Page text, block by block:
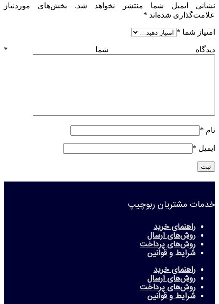
نشانی ایمیل شما منتشر نخواهد شد.
بخش‌های موردنیاز
علامت‌گذاری شده‌اند *
امتیاز شما *
دیدگاه شما *
نام *
ایمیل *
خدمات مشتریان ربوچیپ
راهنمای خرید
روش‌های ارسال
روش‌های پرداخت
شرایط و قوانین
راهنمای خرید
روش‌های ارسال
روش‌های پرداخت
شرایط و قوانین